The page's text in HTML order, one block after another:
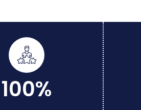
100%